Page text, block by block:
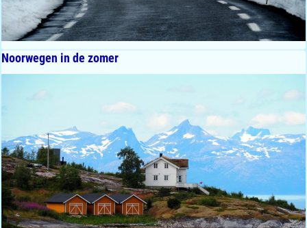
Noorwegen in de zomer